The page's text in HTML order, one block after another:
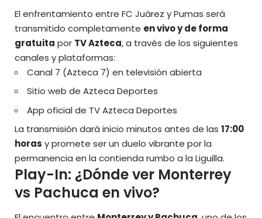
El enfrentamiento entre FC Juárez y Pumas será
transmitido completamente en vivo y de forma
gratuita por TV Azteca, a través de los siguientes
canales y plataformas:
Canal 7 (Azteca 7) en televisión abierta
Sitio web de Azteca Deportes
App oficial de TV Azteca Deportes
La transmisión dará inicio minutos antes de las 17:00
horas y promete ser un duelo vibrante por la
permanencia en la contienda rumbo a la Liguilla.
Play-In: ¿Dónde ver Monterrey
vs Pachuca en vivo?